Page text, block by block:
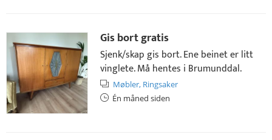
Gis bort gratis
Sjenk/skap gis bort. Ene beinet er litt
vinglete. Må hentes i Brumunddal.
Møbler, Ringsaker
Én måned siden